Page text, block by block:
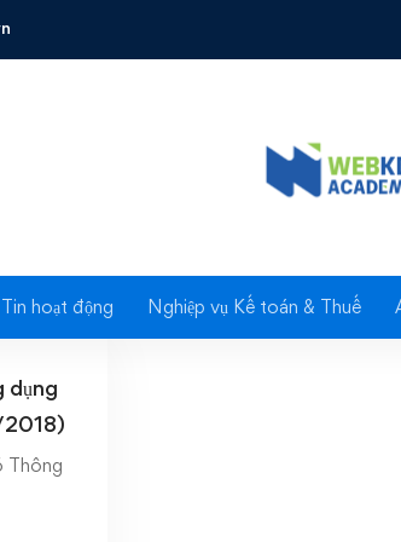
Tin hoạt động Nghiệp vụ Kế toán & Thuế
dụng
Thông